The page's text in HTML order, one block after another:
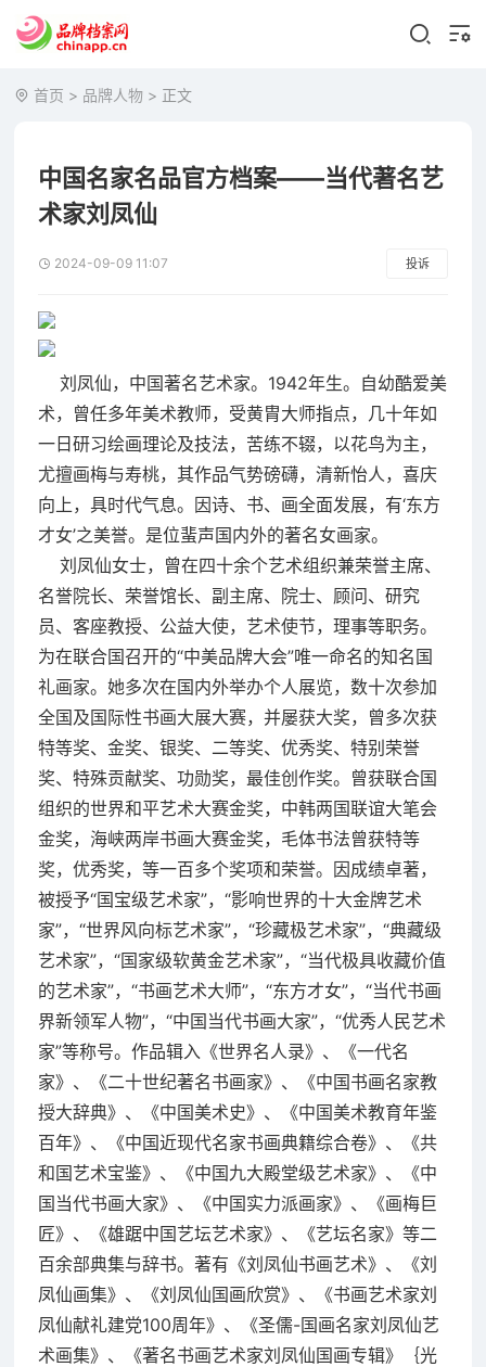
首页 > 品牌人物 > 正文
中国名家名品官方档案——当代著名艺
术家刘凤仙
2024-09-09 11:07 投诉
刘凤仙，中国著名艺术家。1942年生。自幼酷爱美
术，曾任多年美术教师，受黄胄大师指点，几十年如
一日研习绘画理论及技法，苦练不辍，以花鸟为主，
尤擅画梅与寿桃，其作品气势磅礴，清新怡人，喜庆
向上，具时代气息。因诗、书、画全面发展，有‘东方
才女’之美誉。是位蜚声国内外的著名女画家。
刘凤仙女士，曾在四十余个艺术组织兼荣誉主席、
名誉院长、荣誉馆长、副主席、院士、顾问、研究
员、客座教授、公益大使，艺术使节，理事等职务。
为在联合国召开的“中美品牌大会”唯一命名的知名国
礼画家。她多次在国内外举办个人展览，数十次参加
全国及国际性书画大展大赛，并屡获大奖，曾多次获
特等奖、金奖、银奖、二等奖、优秀奖、特别荣誉
奖、特殊贡献奖、功勋奖，最佳创作奖。曾获联合国
组织的世界和平艺术大赛金奖，中韩两国联谊大笔会
金奖，海峡两岸书画大赛金奖，毛体书法曾获特等
奖，优秀奖，等一百多个奖项和荣誉。因成绩卓著，
被授予“国宝级艺术家”，“影响世界的十大金牌艺术
家”，“世界风向标艺术家”，“珍藏极艺术家”，“典藏级
艺术家”，“国家级软黄金艺术家”，“当代极具收藏价值
的艺术家”，“书画艺术大师”，“东方才女”，“当代书画
界新领军人物”，“中国当代书画大家”，“优秀人民艺术
家”等称号。作品辑入《世界名人录》、《一代名
家》、《二十世纪著名书画家》、《中国书画名家教
授大辞典》、《中国美术史》、《中国美术教育年鉴
百年》、《中国近现代名家书画典籍综合卷》、《共
和国艺术宝鉴》、《中国九大殿堂级艺术家》、《中
国当代书画大家》、《中国实力派画家》、《画梅巨
匠》、《雄踞中国艺坛艺术家》、《艺坛名家》等二
百余部典集与辞书。著有《刘凤仙书画艺术》、《刘
凤仙画集》、《刘凤仙国画欣赏》、《书画艺术家刘
凤仙献礼建党100周年》、《圣儒-国画名家刘凤仙艺
术画集》、《著名书画艺术家刘凤仙国画专辑》｛光